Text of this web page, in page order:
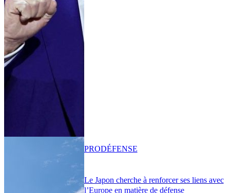
Le Japon cherche à renforcer ses liens avec
l’Europe en matière de défense
PRODÉFENSE